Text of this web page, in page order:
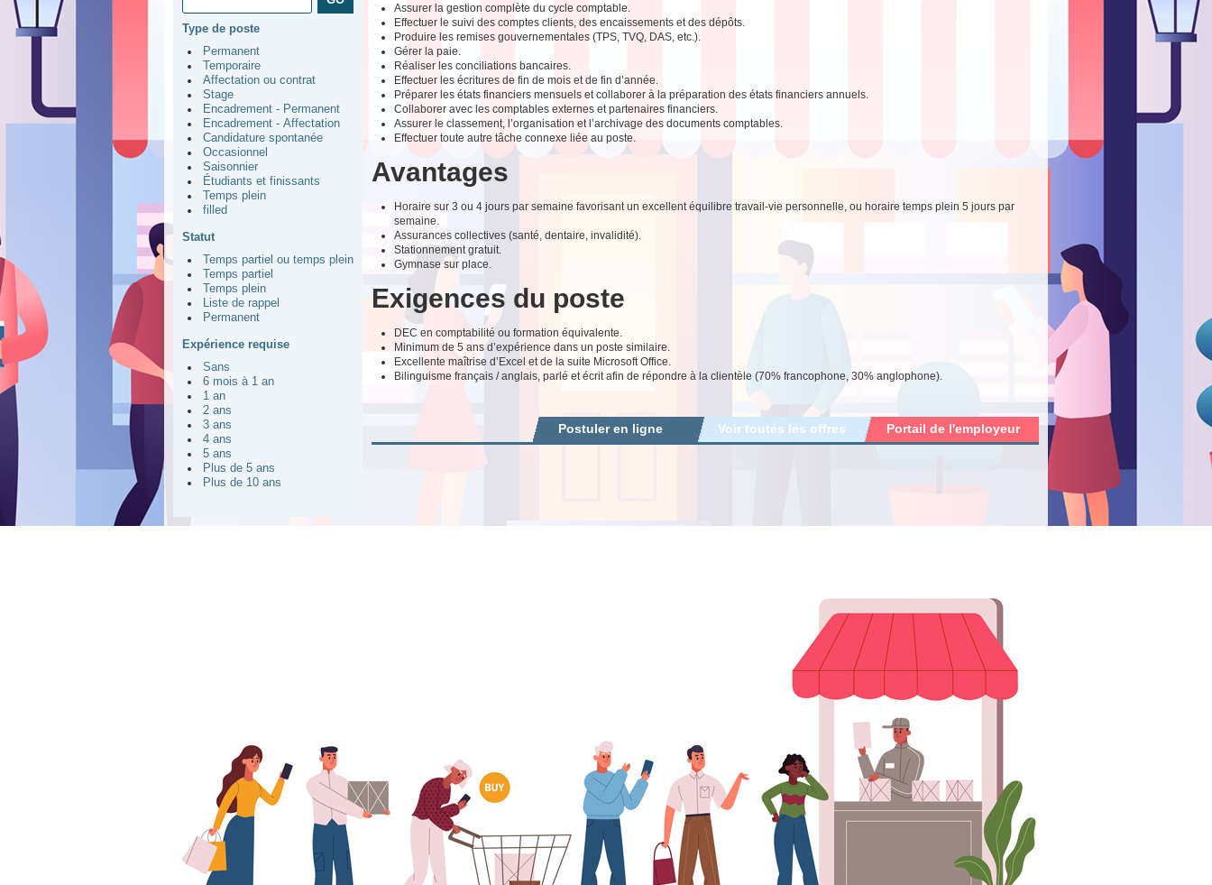
Type de poste
Permanent
Temporaire
Affectation ou contrat
Stage
Encadrement - Permanent
Encadrement - Affectation
Candidature spontanée
Occasionnel
Saisonnier
Étudiants et finissants
Temps plein
filled
Statut
Temps partiel ou temps plein
Temps partiel
Temps plein
Liste de rappel
Permanent
Expérience requise
Sans
6 mois à 1 an
1 an
2 ans
3 ans
4 ans
5 ans
Plus de 5 ans
Plus de 10 ans
Assurer la gestion complète du cycle comptable.
Effectuer le suivi des comptes clients, des encaissements et des dépôts.
Produire les remises gouvernementales (TPS, TVQ, DAS, etc.).
Gérer la paie.
Réaliser les conciliations bancaires.
Effectuer les écritures de fin de mois et de fin d’année.
Préparer les états financiers mensuels et collaborer à la préparation des états financiers annuels.
Collaborer avec les comptables externes et partenaires financiers.
Assurer le classement, l’organisation et l’archivage des documents comptables.
Effectuer toute autre tâche connexe liée au poste.
Avantages
Horaire sur 3 ou 4 jours par semaine favorisant un excellent équilibre travail-vie personnelle, ou horaire temps plein 5 jours par
semaine.
Assurances collectives (santé, dentaire, invalidité).
Stationnement gratuit.
Gymnase sur place.
Exigences du poste
DEC en comptabilité ou formation équivalente.
Minimum de 5 ans d’expérience dans un poste similaire.
Excellente maîtrise d’Excel et de la suite Microsoft Office.
Bilinguisme français / anglais, parlé et écrit afin de répondre à la clientèle (70% francophone, 30% anglophone).
Portail de l'employeur
Voir toutes les offres
Postuler en ligne